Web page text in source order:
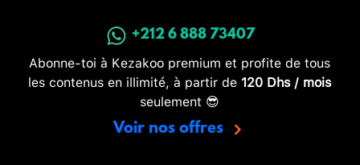
+212 6 888 73407
Abonne-toi à Kezakoo premium et profite de tous
les contenus en illimité, à partir de 120 Dhs / mois
seulement 😎
Voir nos offres